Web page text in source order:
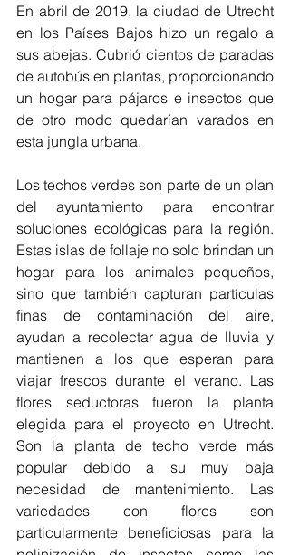
En abril de 2019, la ciudad de Utrecht
en los Países Bajos hizo un regalo a
sus abejas. Cubrió cientos de paradas
de autobús en plantas, proporcionando
un hogar para pájaros e insectos que
de otro modo quedarían varados en
esta jungla urbana.
Los techos verdes son parte de un plan
del ayuntamiento para encontrar
soluciones ecológicas para la región.
Estas islas de follaje no solo brindan un
hogar para los animales pequeños,
sino que también capturan partículas
finas de contaminación del aire,
ayudan a recolectar agua de lluvia y
mantienen a los que esperan para
viajar frescos durante el verano. Las
flores seductoras fueron la planta
elegida para el proyecto en Utrecht.
Son la planta de techo verde más
popular debido a su muy baja
necesidad de mantenimiento. Las
variedades con flores son
particularmente beneficiosas para la